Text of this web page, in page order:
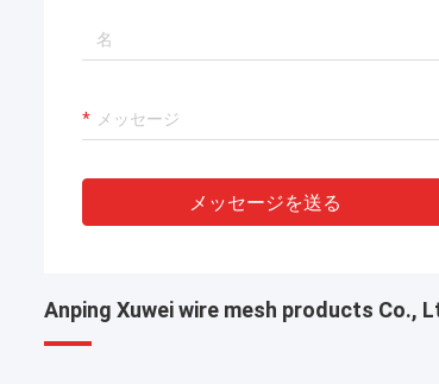
メッセージを送る
Anping Xuwei wire mesh products Co.,